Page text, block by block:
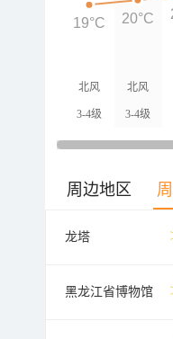
北风
3-4级
北风
3-4级
19°C 20°C
周边地区
龙塔
黑龙江省博物馆